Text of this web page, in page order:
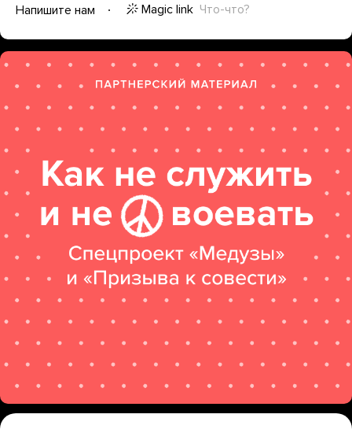
Напишите нам
Magic link Что-что?